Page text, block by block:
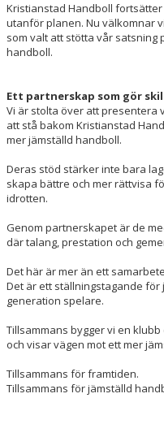
Kristianstad Handboll
utanför planen. Nu välkomnar
som valt att stötta vår satsning
handboll.
Ett partnerskap som gör
Vi är stolta över att presentera
att stå bakom Kristianstad
mer jämställd handboll.
Deras stöd stärker inte bara
skapa bättre och mer rättvisa
idrotten.
Genom partnerskapet är de
där talang, prestation och
Det här är mer än ett
Det är ett ställningstagande
generation spelare.
Tillsammans bygger vi en
och visar vägen mot ett mer
Tillsammans för framtiden.
Tillsammans för jämställd